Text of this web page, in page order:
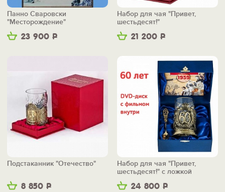
23 900 Р
Панно Сваровски
"Месторождение"
21 200 Р
Набор для чая "Привет,
шестьдесят!"
8 850 Р
Подстаканник "Отечество"
24 800 Р
Набор для чая "Привет,
шестьдесят!" с ложкой